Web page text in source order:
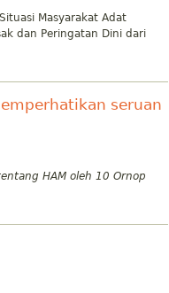
Masyarakat Adat
dan Peringatan Dini dari
seruan
HAM oleh 10 Ornop